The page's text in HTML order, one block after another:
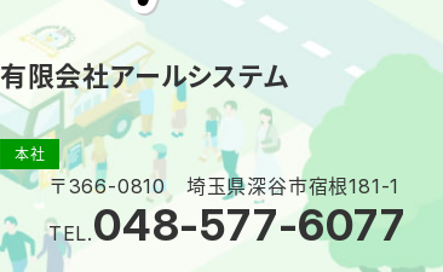
有限会社アールシステム
本社
〒366-0810 埼玉県深谷市宿根181-1
TEL.048-577-6077